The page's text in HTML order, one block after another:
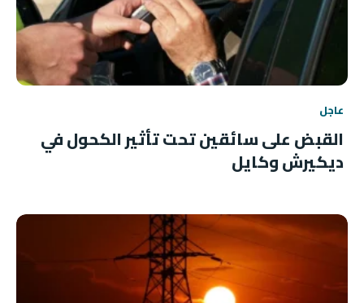
عاجل
القبض على سائقين تحت تأثير الكحول في
ديكيرش وكايل